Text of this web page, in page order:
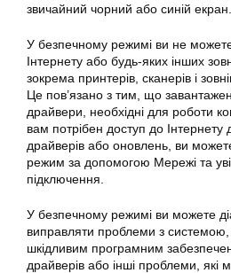
звичайний чорний або синій екран.
У безпечному режимі ви не
Інтернету або будь-яких інших
зокрема принтерів, сканерів і
Це пов’язано з тим, що
драйвери, необхідні для роботи
вам потрібен доступ до Інтернету
драйверів або оновлень, ви
режим за допомогою Мережі та
підключення.
У безпечному режимі ви можете
виправляти проблеми з системою,
шкідливим програмним
драйверів або інші проблеми, які